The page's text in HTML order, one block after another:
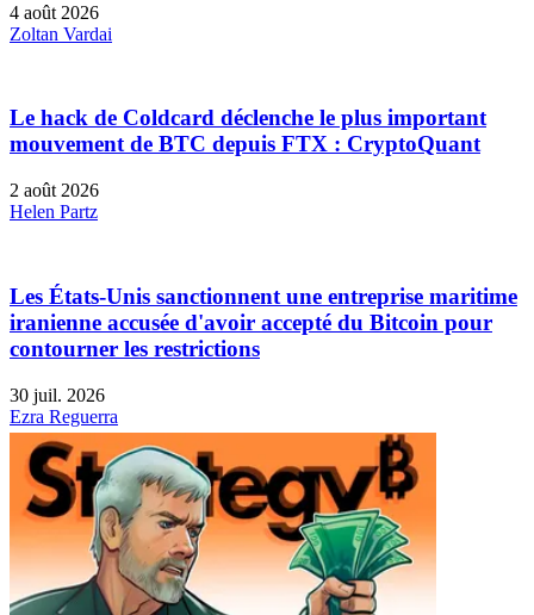
4 août 2026
Zoltan Vardai
Le hack de Coldcard déclenche le plus important
mouvement de BTC depuis FTX : CryptoQuant
2 août 2026
Helen Partz
Les États-Unis sanctionnent une entreprise maritime
iranienne accusée d'avoir accepté du Bitcoin pour
contourner les restrictions
30 juil. 2026
Ezra Reguerra